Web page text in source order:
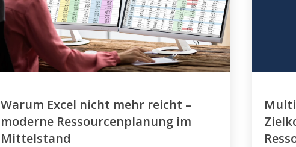
Warum Excel nicht mehr reicht –
moderne Ressourcenplanung im
Mittelstand